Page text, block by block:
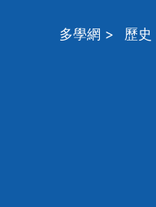
多學網 > 歷史